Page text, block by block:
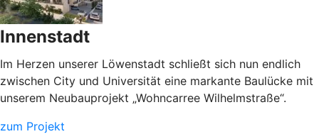
Innenstadt
Im Herzen unserer Löwenstadt schließt sich nun endlich
zwischen City und Universität eine markante Baulücke mit
unserem Neubauprojekt „Wohncarree Wilhelmstraße“.
zum Projekt